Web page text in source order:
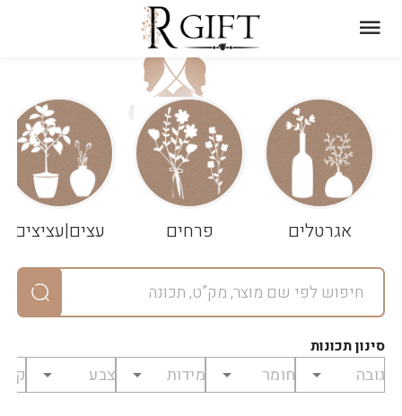
אגרטלים פרחים עצים|עציצים
סינון תכונות
עגלת
שלך
ניקוי
הסל
במארז
מחיר
לפני
₪0